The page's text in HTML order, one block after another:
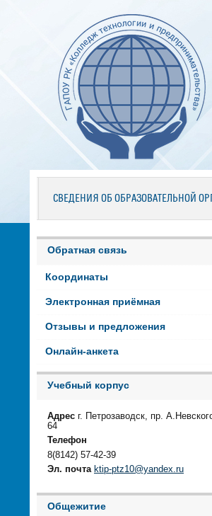
СВЕДЕНИЯ ОБ ОБРАЗОВАТЕЛЬНОЙ
Обратная связь
Координаты
Электронная приёмная
Отзывы и предложения
Онлайн-анкета
Учебный корпус
Адрес г. Петрозаводск, пр.
64
Телефон
8(8142) 57-42-39
Эл. почта ktip-ptz10@yandex.ru
Общежитие